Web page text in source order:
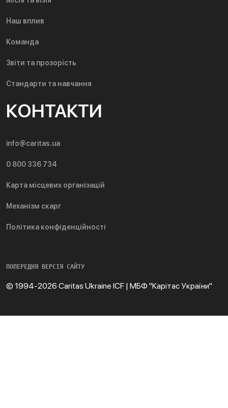
Наш вплив
Команда
Звіти та прозорість
Стандарти та навчання
КОНТАКТИ
info@caritas.ua
0 800 336 734
Карта місцевих організацій
Механізм скарг
Політика конфіденційності
ПОПЕРЕДНЯ ВЕРСІЯ САЙТУ
© 1994-2026 Caritas Ukraine ICF | МБФ "Карітас України"